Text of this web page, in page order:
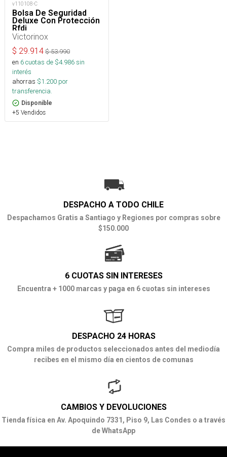
v110108-C
Bolsa De Seguridad
Deluxe Con Protección
Rfdi
Victorinox
$ 29.914 $53.990
en 6cuotas de $4.986sin
interés
ahorras $1.200 por
transferencia.
Disponible
+5 Vendidos
DESPACHO A TODO CHILE
Despachamos Gratis a Santiago y Regiones por compras sobre
$150.000
6 CUOTAS SIN INTERESES
Encuentra + 1000 marcas y paga en 6 cuotas sin intereses
DESPACHO 24 HORAS
Compra miles de productos seleccionados antes del mediodía
recibes en el mismo día en cientos de comunas
CAMBIOS Y DEVOLUCIONES
Tienda física en Av. Apoquindo 7331, Piso 9, Las Condes o a través
de WhatsApp